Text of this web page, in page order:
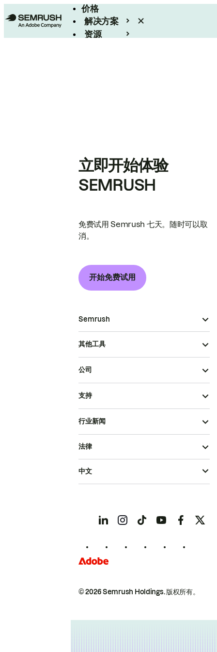
价格
解决方案
资源
立即开始体验
SEMRUSH
免费试用 Semrush 七天。随时可以取
消。
开始免费试用
Semrush
其他工具
公司
支持
行业新闻
© 2026 Semrush Holdings.版权所有。
法律
中文